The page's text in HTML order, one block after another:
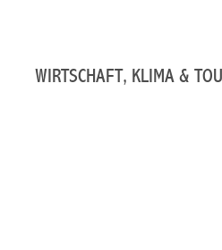
WIRTSCHAFT, KLIMA &